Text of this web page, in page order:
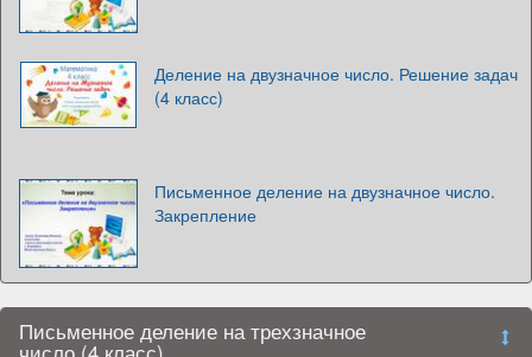
Деление на двузначное число. Решение задач
(4 класс)
Письменное деление на двузначное число.
Закрепление
Письменное деление на трехзначное